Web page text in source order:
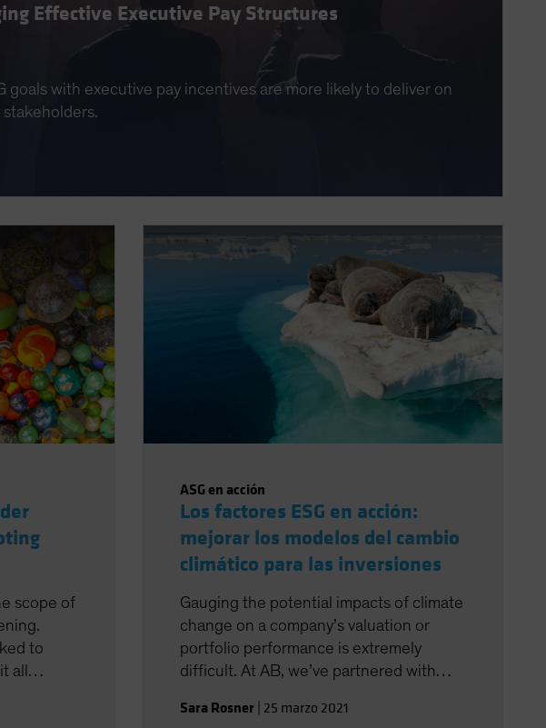
Effective Executive Pay Structures
goals with executive pay incentives are more likely to deliver on
scope of
to
all
ASG en acción
Los factores ESG en acción:
mejorar los modelos del cambio
climático para las inversiones
Gauging the potential impacts of climate
change on a company’s valuation or
portfolio performance is extremely
difficult. At AB, we’ve partnered with
conduct an extensive review of existing
Sara Rosner 25 marzo 2021